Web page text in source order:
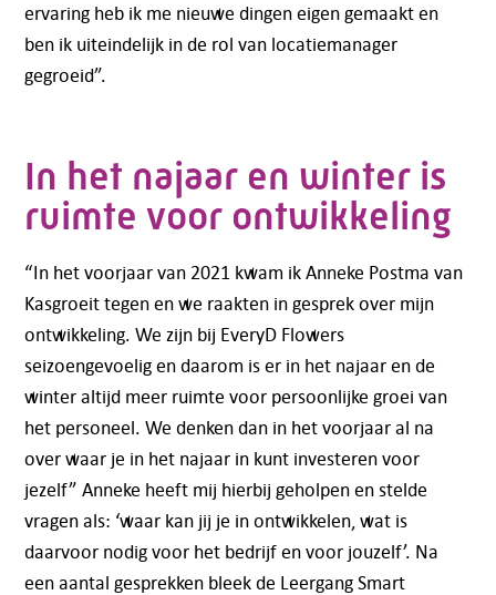
ervaring heb ik me nieuwe dingen eigen gemaakt en
ben ik uiteindelijk in de rol van locatiemanager
gegroeid”.
In het najaar en winter is
ruimte voor ontwikkeling
“In het voorjaar van 2021 kwam ik Anneke Postma van
Kasgroeit tegen en we raakten in gesprek over mijn
ontwikkeling. We zijn bij EveryD Flowers
seizoengevoelig en daarom is er in het najaar en de
winter altijd meer ruimte voor persoonlijke groei van
het personeel. We denken dan in het voorjaar al na
over waar je in het najaar in kunt investeren voor
jezelf” Anneke heeft mij hierbij geholpen en stelde
vragen als: ‘waar kan jij je in ontwikkelen, wat is
daarvoor nodig voor het bedrijf en voor jouzelf’. Na
een aantal gesprekken bleek de Leergang Smart